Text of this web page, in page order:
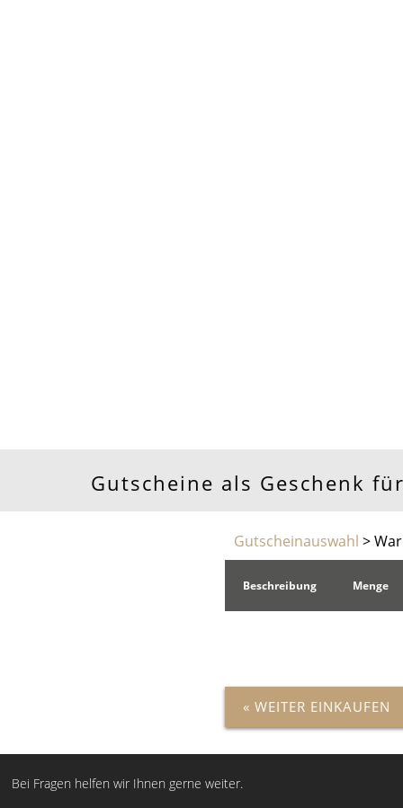
Gutscheine als Geschenk
Gutscheinauswahl >
Beschreibung Menge
« WEITER EINKAUFEN
Bei Fragen helfen wir Ihnen gerne weiter.